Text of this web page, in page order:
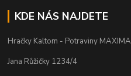
KDE NÁS NAJDETE
Hračky Kaltom - Potraviny MAXIMA
Jana Růžičky 1234/4